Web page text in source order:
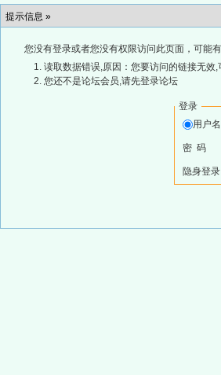
提示信息 »
您没有登录或者您没有权限访问此页面，可能
读取数据错误,原因：您要访问的链接无效
您还不是论坛会员,请先登录论坛
登录
用户名
密 码
隐身登录